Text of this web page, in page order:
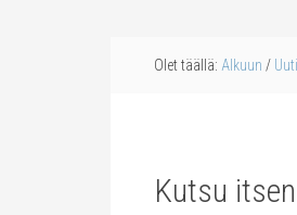
Olet täällä: Alkuun /
Kutsu